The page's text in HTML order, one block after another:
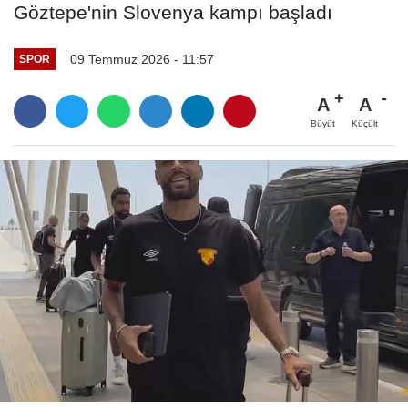
Göztepe'nin Slovenya kampı başladı
SPOR 09 Temmuz 2026 - 11:57
A
Büyüt
A
Küçült